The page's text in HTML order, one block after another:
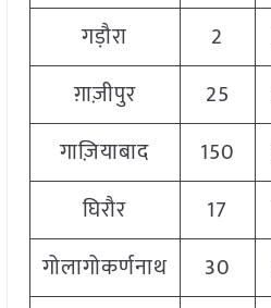
गड़ौरा
2
ग़ाज़ीपुर
25
गाज़ियाबाद
150
घिरौर
17
गोलागोकर्णनाथ
30